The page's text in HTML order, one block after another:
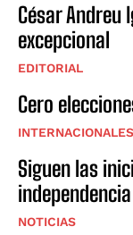
César
excepcional
EDITORIAL
Cero
INTERNACIONALES
Siguen las
NOTICIAS